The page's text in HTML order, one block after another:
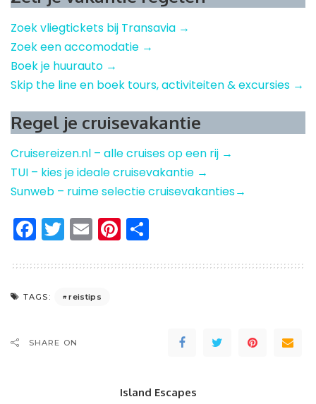
Zoek vliegtickets bij Transavia →
Zoek een accomodatie →
Boek je huurauto →
Skip the line en boek tours, activiteiten & excursies →
Regel je cruisevakantie
Cruisereizen.nl – alle cruises op een rij →
TUI – kies je ideale cruisevakantie →
Sunweb – ruime selectie cruisevakanties→
Facebook
Twitter
EmailPinterest
TAGS: reistips
SHARE ON
Island Escapes